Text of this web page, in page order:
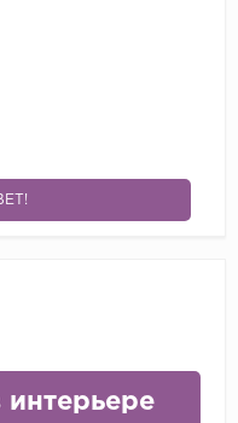
интерьере